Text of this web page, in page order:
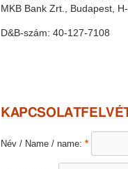
MKB Bank Zrt., Budapest,
D&B-szám: 40-127-7108
Név / Name / name: *